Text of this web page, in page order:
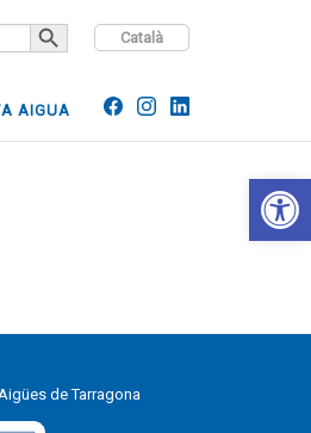
Català
SEARCH BUTTON
AIGUA
de Tarragona